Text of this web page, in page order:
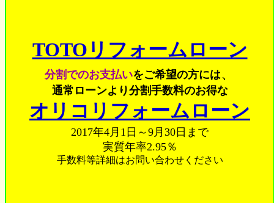
TOTOリフォームローン
分割でのお支払いをご希望の方には、
通常ローンより分割手数料のお得な
オリコリフォームローン
2017年4月1日～9月30日まで
実質年率2.95％
手数料等詳細はお問い合わせください